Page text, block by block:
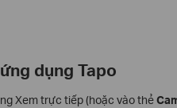
dụng Tapo
Xem trực tiếp (hoặc vào thẻ